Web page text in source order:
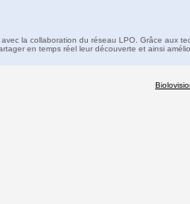
la collaboration du réseau LPO. Grâce aux
en temps réel leur découverte et ainsi